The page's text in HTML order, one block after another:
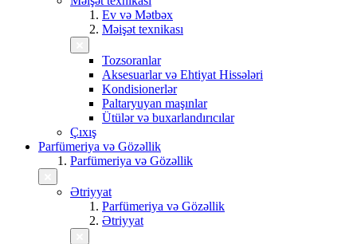
Ev və Mətbəx
Məişət texnikası
Tozsoranlar
Aksesuarlar və Ehtiyat Hissələri
Kondisionerlər
Paltaryuyan maşınlar
Ütülər və buxarlandırıcılar
Çıxış
Parfümeriya və Gözəllik
Parfümeriya və Gözəllik
Ətriyyat
Parfümeriya və Gözəllik
Ətriyyat